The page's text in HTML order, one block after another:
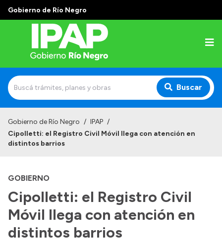
Gobierno de Río Negro
Buscar
Institucional
Autoridades
Alumnos
Docentes y Capacitadores
Delegaciones
Gobierno de Río Negro / IPAP /
Cipolletti: el Registro Civil Móvil llega con atención en
distintos barrios
GOBIERNO
Cipolletti: el Registro Civil
Móvil llega con atención en
distintos barrios